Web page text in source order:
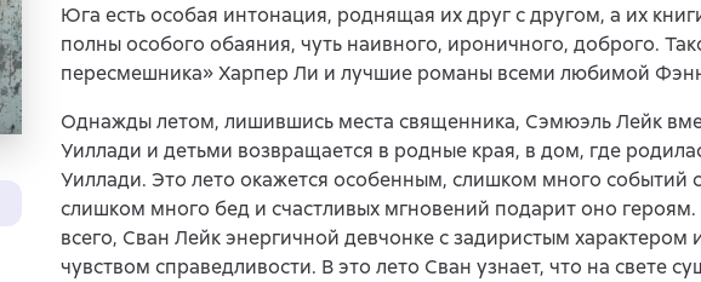
Юга есть особая интонация, роднящая их друг с другом, а их
полны особого обаяния, чуть наивного, ироничного, доброго.
пересмешника» Харпер Ли и лучшие романы всеми любимой
Однажды летом, лишившись места священника, Сэмюэль Лейк
Уиллади и детьми возвращается в родные края, в дом, где
Уиллади. Это лето окажется особенным, слишком много событий
слишком много бед и счастливых мгновений подарит оно
всего, Сван Лейк энергичной девчонке с задиристым
чувством справедливости. В это лето Сван узнает, что на свете